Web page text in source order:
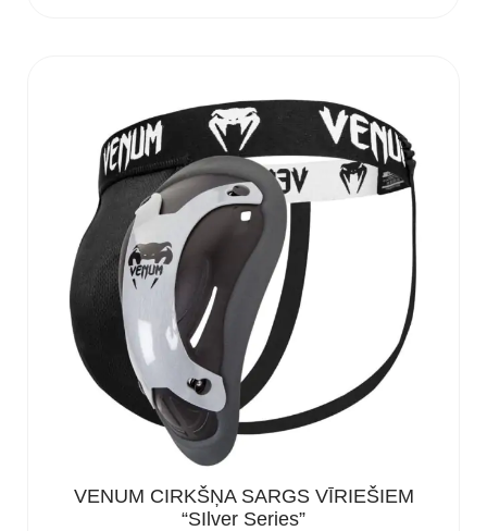
65 €
VENUM CIRKŠŅA SARGS VĪRIEŠIEM
“SIlver Series”